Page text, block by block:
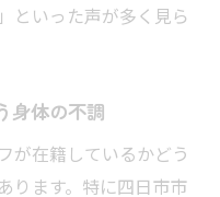
といった声が多く見ら
身体の不調
が在籍しているかどう
ります。特に四日市市